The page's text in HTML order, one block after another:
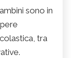
sono in
tra